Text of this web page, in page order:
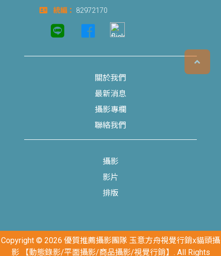
統編： 82972170
關於我們
最新消息
攝影專欄
聯絡我們
攝影
影片
排版
Copyright © 2026 優質推薦攝影團隊 玉意方舟視覺行銷x貓頭攝
影 【動態錄影/平面攝影/商品攝影/視覺行銷】. All Rights